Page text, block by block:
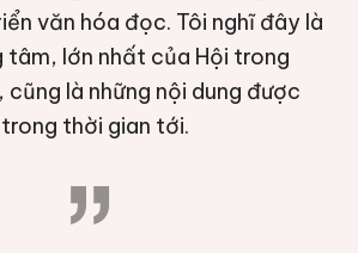
văn hóa đọc. Tôi nghĩ đây là
tâm, lớn nhất của Hội trong
cũng là những nội dung được
thời gian tới.